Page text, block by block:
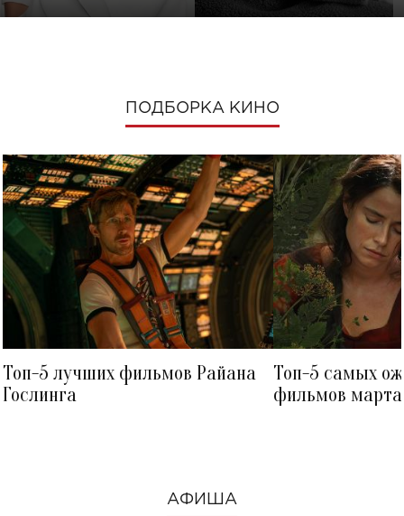
ПОДБОРКА КИНО
Топ-5 лучших фильмов Райана
Гослинга
Топ-5 самых
фильмов
АФИША